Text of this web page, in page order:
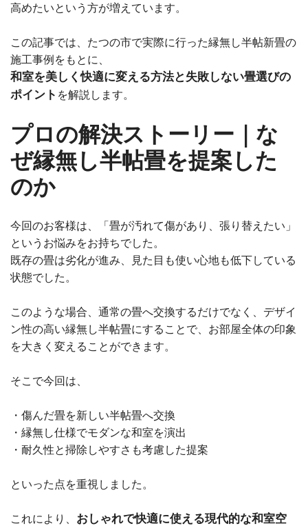
高めたいという方が増えています。
この記事では、たつの市で実際に行った縁無し半帖新畳の
施工事例をもとに、
和室を美しく快適に変える方法と失敗しない畳選びの
ポイント を解説します。
プロの解決ストーリー｜な
ぜ縁無し半帖畳を提案した
のか
今回のお客様は、「畳が汚れて傷があり、張り替えたい」
というお悩みをお持ちでした。
既存の畳は劣化が進み、見た目も使い心地も低下している
状態でした。
このような場合、通常の畳へ交換するだけでなく、デザイ
ン性の高い縁無し半帖畳にすることで、お部屋全体の印象
を大きく変えることができます。
そこで今回は、
・傷んだ畳を新しい半帖畳へ交換
・縁無し仕様でモダンな和室を演出
・耐久性と掃除しやすさも考慮した提案
といった点を重視しました。
これにより、 おしゃれで快適に使える現代的な和室空